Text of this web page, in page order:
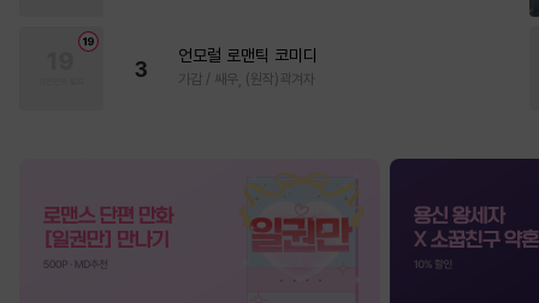
3
언모럴 로맨틱 코미디
가감 / 쌔우, (원작)곽겨자